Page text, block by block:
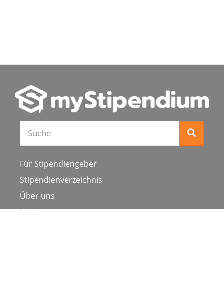
Für Stipendiengeber
Stipendienverzeichnis
Über uns
Karriere